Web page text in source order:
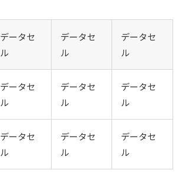
データセ
ル
データセ
ル
データセ
ル
データセ
ル
データセ
ル
データセ
ル
データセ
ル
データセ
ル
データセ
ル